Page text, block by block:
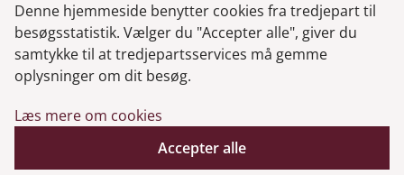
Genveje
Gå til virksomhedsregisteret
Gå til selskabsmeddelelser
Denne hjemmeside benytter cookies fra tredjepart til
besøgsstatistik. Vælger du "Accepter alle", giver du
samtykke til at tredjepartsservices må gemme
oplysninger om dit besøg.
Læs mere om cookies
Accepter alle